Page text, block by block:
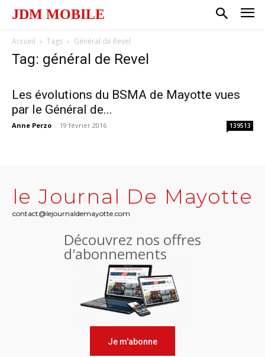
JDM MOBILE
Accueil Tags Général de Revel
Tag: général de Revel
Les évolutions du BSMA de Mayotte vues
par le Général de...
Anne Perzo - 19 février 2016 139513
le Journal De Mayotte
contact@lejournaldemayotte.com
Découvrez nos offres
d'abonnements
Je m'abonne